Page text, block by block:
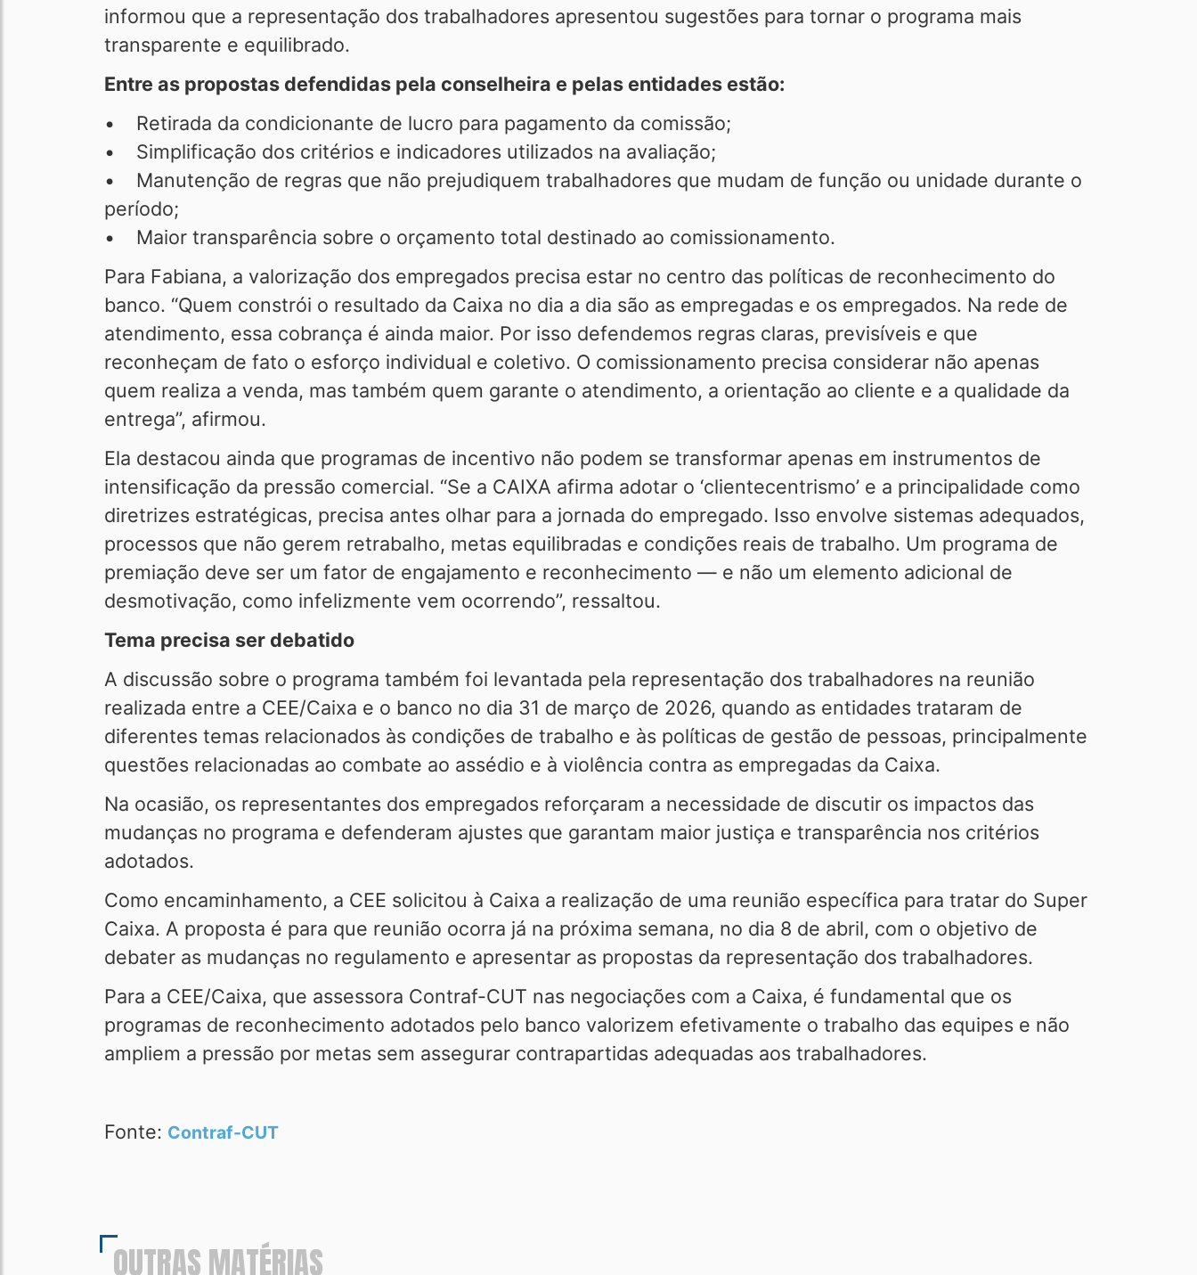
informou que a representação dos trabalhadores apresentou sugestões para tornar o programa mais
transparente e equilibrado.
Entre as propostas defendidas pela conselheira e pelas entidades estão:
• Retirada da condicionante de lucro para pagamento da comissão;
• Simplificação dos critérios e indicadores utilizados na avaliação;
• Manutenção de regras que não prejudiquem trabalhadores que mudam de função ou unidade durante o
período;
• Maior transparência sobre o orçamento total destinado ao comissionamento.
Para Fabiana, a valorização dos empregados precisa estar no centro das políticas de reconhecimento do
banco. “Quem constrói o resultado da Caixa no dia a dia são as empregadas e os empregados. Na rede de
atendimento, essa cobrança é ainda maior. Por isso defendemos regras claras, previsíveis e que
reconheçam de fato o esforço individual e coletivo. O comissionamento precisa considerar não apenas
quem realiza a venda, mas também quem garante o atendimento, a orientação ao cliente e a qualidade da
entrega”, afirmou.
Ela destacou ainda que programas de incentivo não podem se transformar apenas em instrumentos de
intensificação da pressão comercial. “Se a CAIXA afirma adotar o ‘clientecentrismo’ e a principalidade como
diretrizes estratégicas, precisa antes olhar para a jornada do empregado. Isso envolve sistemas adequados,
processos que não gerem retrabalho, metas equilibradas e condições reais de trabalho. Um programa de
premiação deve ser um fator de engajamento e reconhecimento — e não um elemento adicional de
desmotivação, como infelizmente vem ocorrendo”, ressaltou.
Tema precisa ser debatido
A discussão sobre o programa também foi levantada pela representação dos trabalhadores na reunião
realizada entre a CEE/Caixa e o banco no dia 31 de março de 2026, quando as entidades trataram de
diferentes temas relacionados às condições de trabalho e às políticas de gestão de pessoas, principalmente
questões relacionadas ao combate ao assédio e à violência contra as empregadas da Caixa.
Na ocasião, os representantes dos empregados reforçaram a necessidade de discutir os impactos das
mudanças no programa e defenderam ajustes que garantam maior justiça e transparência nos critérios
adotados.
Como encaminhamento, a CEE solicitou à Caixa a realização de uma reunião específica para tratar do Super
Caixa. A proposta é para que reunião ocorra já na próxima semana, no dia 8 de abril, com o objetivo de
debater as mudanças no regulamento e apresentar as propostas da representação dos trabalhadores.
Para a CEE/Caixa, que assessora Contraf-CUT nas negociações com a Caixa, é fundamental que os
programas de reconhecimento adotados pelo banco valorizem efetivamente o trabalho das equipes e não
ampliem a pressão por metas sem assegurar contrapartidas adequadas aos trabalhadores.
Fonte: Contraf-CUT
OUTRAS MATÉRIAS